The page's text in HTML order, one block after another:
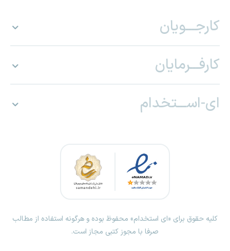
کارجـــویان
کارفـــرمایان
ای-اســـتخدام
کلیه حقوق برای «ای استخدام» محفوظ بوده و هرگونه استفاده از مطالب
صرفا با مجوز کتبی مجاز است.